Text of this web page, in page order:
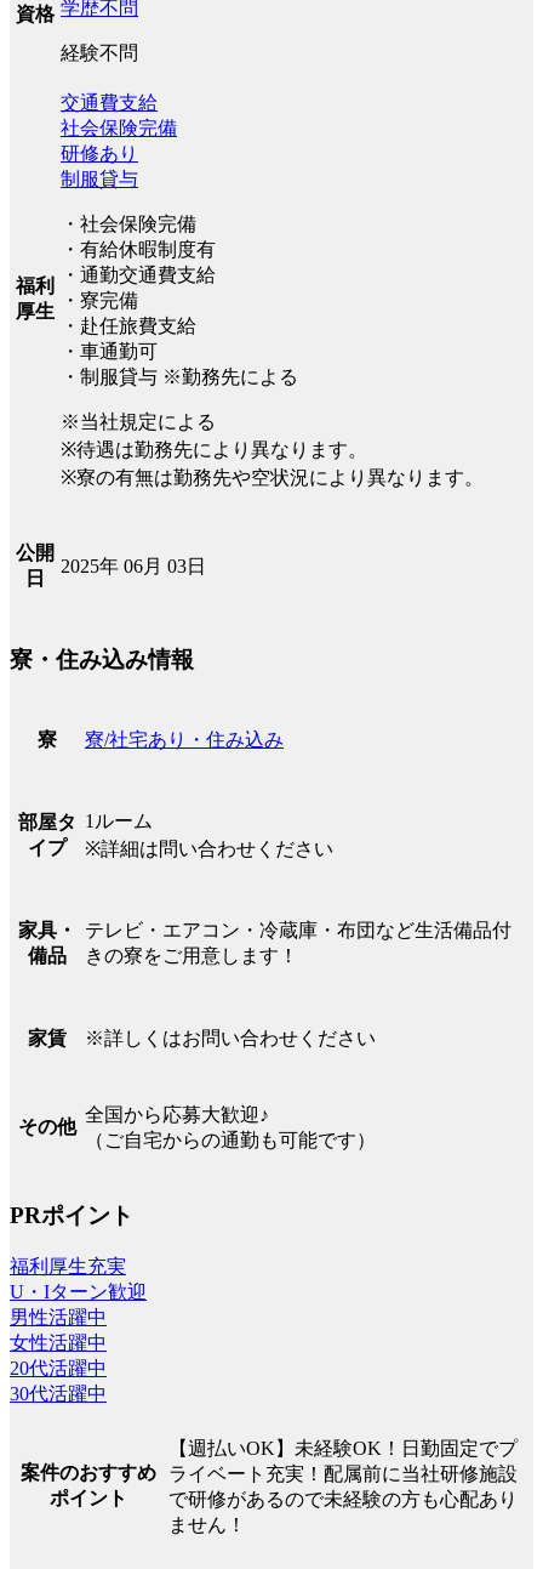
資格 学歴不問
経験不問
福利
厚生
交通費支給
社会保険完備
研修あり
制服貸与
・社会保険完備
・有給休暇制度有
・通勤交通費支給
・寮完備
・赴任旅費支給
・車通勤可
・制服貸与 ※勤務先による
※当社規定による
※待遇は勤務先により異なります。
※寮の有無は勤務先や空状況により異なります。
公開
日
2025年 06月 03日
寮・住み込み情報
寮 寮/社宅あり・住み込み
部屋タ
イプ
1ルーム
※詳細は問い合わせください
家具・
備品
テレビ・エアコン・冷蔵庫・布団など生活備品付
きの寮をご用意します！
家賃 ※詳しくはお問い合わせください
その他
全国から応募大歓迎♪
（ご自宅からの通勤も可能です）
PRポイント
福利厚生充実
U・Iターン歓迎
男性活躍中
女性活躍中
20代活躍中
30代活躍中
案件のおすすめ
ポイント
【週払いOK】未経験OK！日勤固定でプ
ライベート充実！配属前に当社研修施設
で研修があるので未経験の方も心配あり
ません！